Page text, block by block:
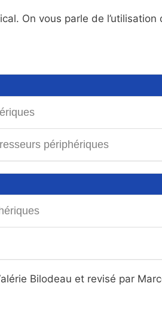
On vous parle de l’utilisation
périphériques
Bilodeau et revisé par